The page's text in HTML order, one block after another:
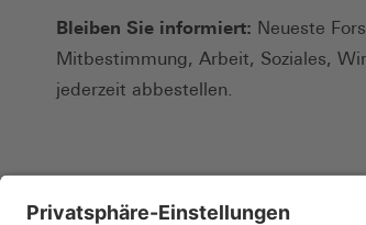
Bleiben Sie informiert: Neueste
Mitbestimmung, Arbeit, Soziales,
jederzeit abbestellen.